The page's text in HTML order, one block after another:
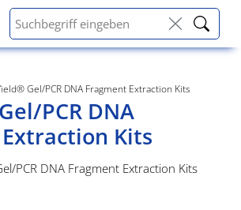
Gel/PCR DNA Fragment Extraction Kits
PCR DNA
Kits